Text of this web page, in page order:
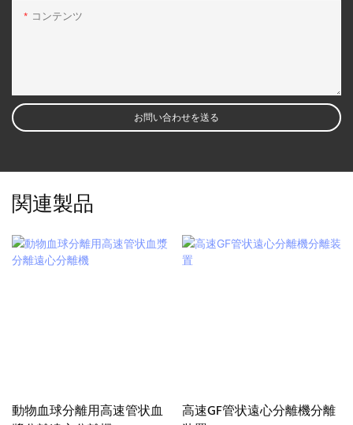
コンテンツ
お問い合わせを送る
関連製品
動物血球分離用高速管状血
高速GF管状遠心分離機分離